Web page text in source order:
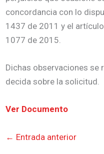
concordancia con lo
1437 de 2011 y el
1077 de 2015.
Dichas observaciones se
decida sobre la solicitud.
Ver Documento
← Entrada anterior